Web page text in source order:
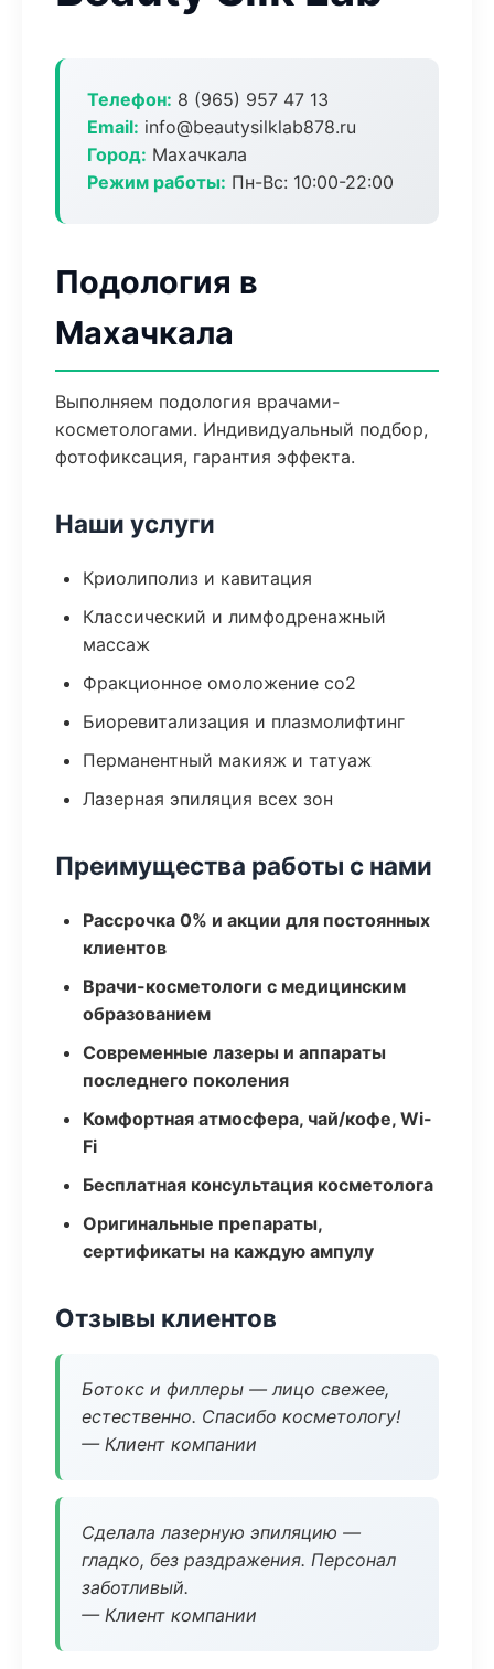
Телефон: 8 (965) 957 47 13
Email: info@beautysilklab878.ru
Город: Махачкала
Режим работы: Пн-Вс: 10:00-22:00
Подология в
Махачкала
Выполняем подология врачами-
косметологами. Индивидуальный подбор,
фотофиксация, гарантия эффекта.
Наши услуги
Криолиполиз и кавитация
Классический и лимфодренажный
массаж
Фракционное омоложение co2
Биоревитализация и плазмолифтинг
Перманентный макияж и татуаж
Лазерная эпиляция всех зон
Преимущества работы с нами
Рассрочка 0% и акции для постоянных
клиентов
Врачи-косметологи с медицинским
образованием
Современные лазеры и аппараты
последнего поколения
Комфортная атмосфера, чай/кофе, Wi-
Fi
Бесплатная консультация косметолога
Оригинальные препараты,
сертификаты на каждую ампулу
Отзывы клиентов
Ботокс и филлеры — лицо свежее,
естественно. Спасибо косметологу!
— Клиент компании
Сделала лазерную эпиляцию —
гладко, без раздражения. Персонал
заботливый.
— Клиент компании